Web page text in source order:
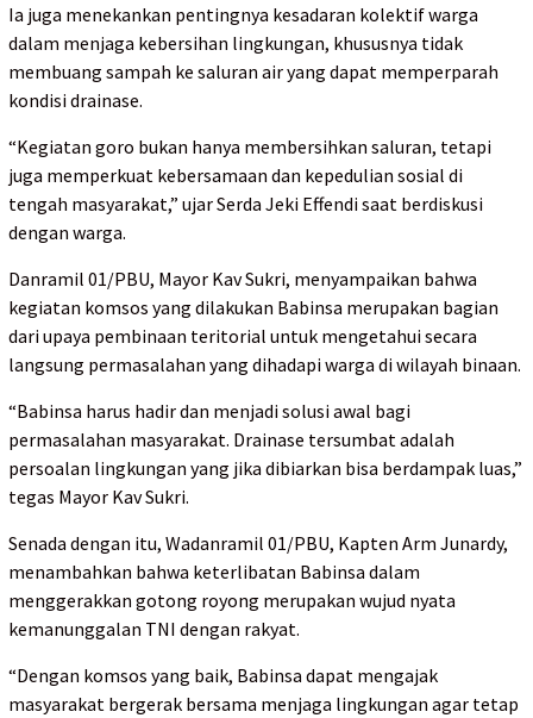
Ia juga menekankan pentingnya kesadaran kolektif warga
dalam menjaga kebersihan lingkungan, khususnya tidak
membuang sampah ke saluran air yang dapat memperparah
kondisi drainase.
“Kegiatan goro bukan hanya membersihkan saluran, tetapi
juga memperkuat kebersamaan dan kepedulian sosial di
tengah masyarakat,” ujar Serda Jeki Effendi saat berdiskusi
dengan warga.
Danramil 01/PBU, Mayor Kav Sukri, menyampaikan bahwa
kegiatan komsos yang dilakukan Babinsa merupakan bagian
dari upaya pembinaan teritorial untuk mengetahui secara
langsung permasalahan yang dihadapi warga di wilayah binaan.
“Babinsa harus hadir dan menjadi solusi awal bagi
permasalahan masyarakat. Drainase tersumbat adalah
persoalan lingkungan yang jika dibiarkan bisa berdampak luas,”
tegas Mayor Kav Sukri.
Senada dengan itu, Wadanramil 01/PBU, Kapten Arm Junardy,
menambahkan bahwa keterlibatan Babinsa dalam
menggerakkan gotong royong merupakan wujud nyata
kemanunggalan TNI dengan rakyat.
“Dengan komsos yang baik, Babinsa dapat mengajak
masyarakat bergerak bersama menjaga lingkungan agar tetap